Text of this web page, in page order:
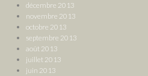
décembre 2013
novembre 2013
octobre 2013
septembre 2013
août 2013
juillet 2013
juin 2013